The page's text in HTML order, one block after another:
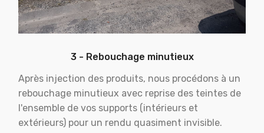
3 - Rebouchage minutieux
Après injection des produits, nous procédons à un
rebouchage minutieux avec reprise des teintes de
l'ensemble de vos supports (intérieurs et
extérieurs) pour un rendu quasiment invisible.